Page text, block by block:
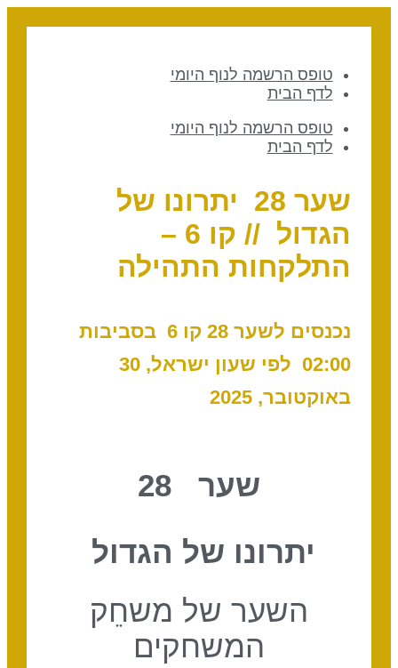
טופס הרשמה לנוף היומי
לדף הבית
טופס הרשמה לנוף היומי
לדף הבית
שער 28 יתרונו של
הגדול // קו 6 –
התלקחות התהילה
נכנסים לשער 28 קו 6 בסביבות
02:00 לפי שעון ישראל, 30
באוקטובר, 2025
שער 28
יתרונו של הגדול
השער של משחֵק
המשחקים